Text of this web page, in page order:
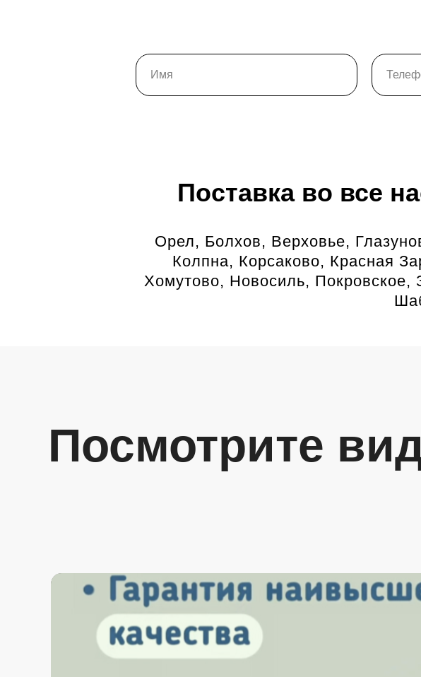
Поставка во все
Орел, Болхов, Верховье,
Колпна, Корсаково, Красная
Хомутово, Новосиль,
Посмотрите